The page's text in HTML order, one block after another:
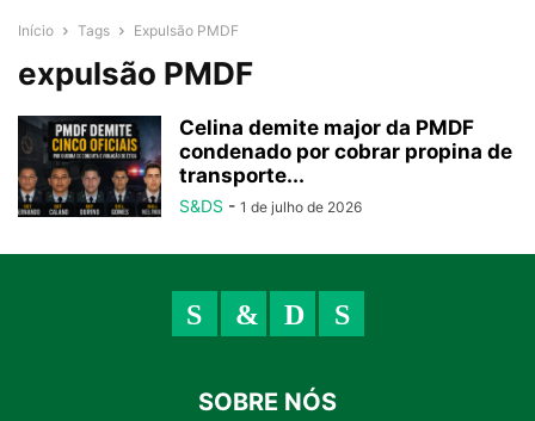
Início Tags Expulsão PMDF
expulsão PMDF
Celina demite major da PMDF
condenado por cobrar propina de
transporte...
S&DS - 1 de julho de 2026
SOBRE NÓS